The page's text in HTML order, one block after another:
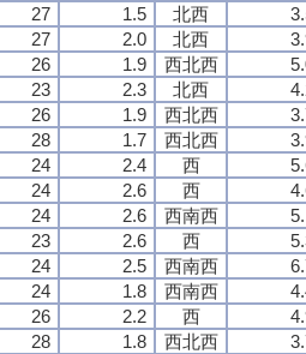
27 1.5 北西
27 2.0 北西
26 1.9 西北西
23 2.3 北西
26 1.9 西北西
28 1.7 西北西
24 2.4 西
24 2.6 西
24 2.6 西南西
23 2.6 西
24 2.5 西南西
24 1.8 西南西
26 2.2 西
28 1.8 西北西